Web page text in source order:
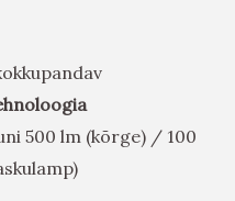
500 lm (kõrge) / 100